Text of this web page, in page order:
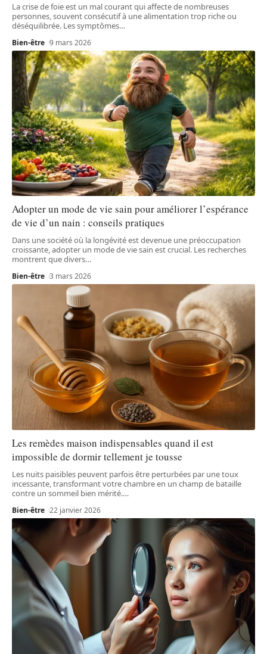
La crise de foie est un mal courant qui affecte de nombreuses
personnes, souvent consécutif à une alimentation trop riche ou
déséquilibrée. Les symptômes…
Bien-être 9 mars 2026
Adopter un mode de vie sain pour améliorer l’espérance
de vie d’un nain : conseils pratiques
Dans une société où la longévité est devenue une préoccupation
croissante, adopter un mode de vie sain est crucial. Les recherches
montrent que divers…
Bien-être 3 mars 2026
Les remèdes maison indispensables quand il est
impossible de dormir tellement je tousse
Les nuits paisibles peuvent parfois être perturbées par une toux
incessante, transformant votre chambre en un champ de bataille
contre un sommeil bien mérité.…
Bien-être 22 janvier 2026